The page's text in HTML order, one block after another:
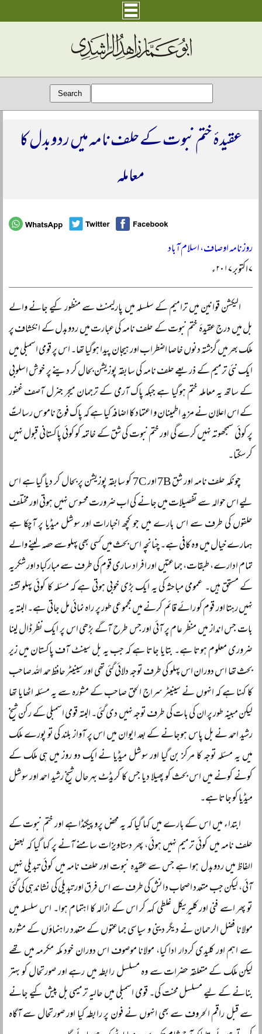
عقیدۂ ختم نبوت کے حلف نامہ میں ردوبدل کا
معاملہ
روزنامہ اوصاف، اسلام آباد
۷ اکتوبر ۲۰۱۷ء
الیکشن قوانین میں ترامیم کے سلسلہ میں پارلیمنٹ سے منظور کیے جانے والے
بل میں درج عقیدۂ ختم نبوت کے حلف نامہ کی عبارت میں ردوبدل کے انکشاف پر
ملک بھر میں گزشتہ دنوں خاصا اضطراب اور ہیجان پیدا ہوگیا تھا۔ اس پر قومی اسمبلی میں
ایک نئی ترمیم کے ذریعے حلف نامہ کی سابقہ پوزیشن بحال کر دینے پر خوش اسلوبی
کے ساتھ یہ معاملہ ختم ہوگیا ہے جبکہ پاک آرمی کے ترجمان میجر جنرل آصف غفور
کے اس اعلان نے مزید اطمینان و اعتماد کا اضافہ کیا ہے کہ پاک فوج ناموس رسالتؐ
پر کوئی سمجھوتہ نہیں کرے گی اور ختم نبوت کی شق کے خاتمہ کو کوئی پاکستانی قبول نہیں
کر سکتا۔
چونکہ حلف نامہ اور شق 7B اور 7C کو سابقہ پوزیشن پر بحال کر دیا گیا ہے اس
لیے اس حوالہ سے تفصیلات میں جانے کی اب ضرورت محسوس نہیں ہوتی اور مختلف
حلقوں کی طرف سے اس بارے میں جو کچھ اخبارات اور سوشل میڈیا پر آچکا ہے
ہمارے خیال میں وہ کافی ہے۔ چنانچہ اس بحث میں کسی بھی پہلو سے حصہ لینے والے
تمام ادارے، طبقات، جماعتیں اور افراد ساری قوم کی طرف سے مبارکباد اور شکریہ
کے مستحق ہیں۔ عمومی مباحثہ کی یہ ایک بڑی خوبی ہوتی ہے کہ مسئلہ کا کوئی پہلو تشنہ
نہیں رہتا اور قوم کو رائے قائم کرنے میں مجموعی طور پر راہ نمائی مل جاتی ہے۔ البتہ یہ
بات جس انداز میں منظر عام پر آئی اور جس طرح آگے بڑھی اس پر ایک نظر ڈال لینا
ضروری معلوم ہوتا ہے۔ بتایا جاتا ہے کہ جب یہ بل سینٹ آف پاکستان میں زیر
بحث تھا اس دوران اس پہلو کی طرف توجہ دلائی گئی تھی اور سینیٹر حافظ حمد اللہ صاحب
کا کہنا ہے کہ انہوں نے سینیٹر سراج الحق صاحب کے مشورہ سے یہ مسئلہ اٹھایا تھا
لیکن مبینہ طور پر ان کی بات کی طرف توجہ نہیں دی گئی۔ البتہ قومی اسمبلی کے رکن شیخ
رشید احمد نے بل پاس ہوجانے کے بعد ایوان میں اس پر آواز بلند کی تو پورے ملک
میں یہ مسئلہ توجہ کا مرکز بن گیا اور سوشل میڈیا نے ایک دو روز میں ہی ملک کے
کونے کونے میں اس بحث کو پھیلا دیا جس کا کریڈٹ بہرحال شیخ رشید احمد اور سوشل
میڈیا کو جاتا ہے۔
ابتداء میں اس کے بارے میں کہا گیا کہ یہ محض پروپیگنڈا ہے اور ختم نبوت کے
حلف نامہ میں کوئی ترمیم نہیں ہوئی، پھر دستاویزات سامنے آنے پر کہا گیا کہ بعض
الفاظ میں ردوبدل ہوا ہے جس سے عقیدہ نبوت اور حلف نامہ میں کوئی تبدیلی نہیں
آئی، لیکن جب متعدد اصحاب دانش کی طرف سے اس فرق اور تبدیلی کی نشاندہی کی گئی
تو پھر اسے فنی اور کلیریکل غلطی کہہ کر اس کے ازالہ کا اہتمام ہوا۔ اس سلسلہ میں
مولانا فضل الرحمان نے دیگر دینی و سیاسی جماعتوں کے متعدد راہنماؤں کے مشورہ
سے اہم اور کلیدی کردار ادا کیا، مولانا موصوف اس دوران خود مکہ مکرمہ میں تھے
لیکن ملک کے متعلقہ حضرات سے وہ مسلسل رابطہ میں رہے اور صورتحال کو بہتر
بنانے کے لیے مسلسل محنت کی۔ قومی اسمبلی میں حالیہ ترمیمی بل پیش کیے جانے
سے قبل راقم الحروف سے بھی انہوں نے فون پر رابطہ کیا اور صورتحال سے آگاہ